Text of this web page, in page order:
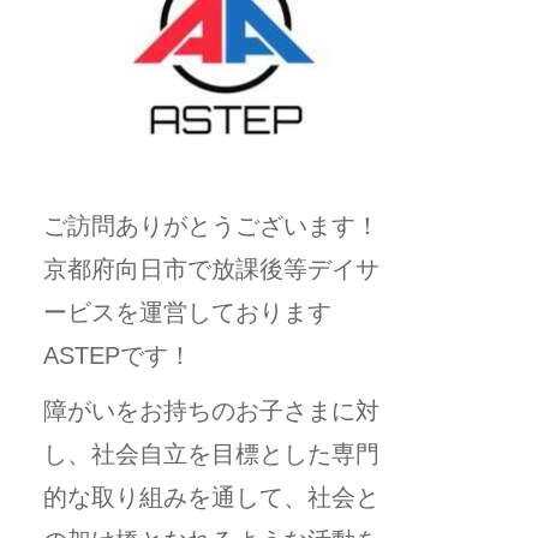
ご訪問ありがとうございます！
京都府向日市で放課後等デイサ
ービスを運営しております
ASTEPです！
障がいをお持ちのお子さまに対
し、社会自立を目標とした専門
的な取り組みを通して、社会と